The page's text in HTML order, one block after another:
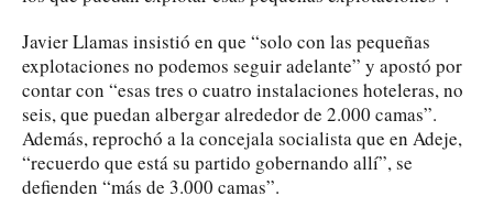
Javier Llamas insistió en que “solo con las pequeñas
explotaciones no podemos seguir adelante” y apostó por
contar con “esas tres o cuatro instalaciones hoteleras, no
seis, que puedan albergar alrededor de 2.000 camas”.
Además, reprochó a la concejala socialista que en Adeje,
“recuerdo que está su partido gobernando allí”, se
defienden “más de 3.000 camas”.